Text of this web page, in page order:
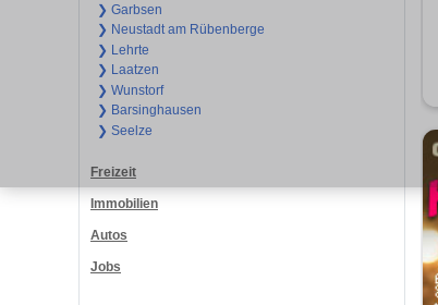
❯ Garbsen
❯ Neustadt am Rübenberge
❯ Lehrte
❯ Laatzen
❯ Wunstorf
❯ Barsinghausen
❯ Seelze
Freizeit
Immobilien
Autos
Jobs